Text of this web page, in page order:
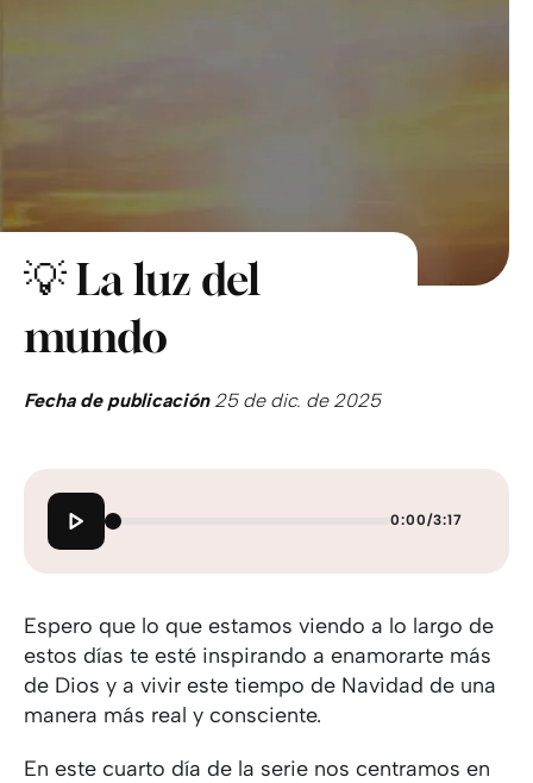
💡 La luz del
mundo
Fecha de publicación25 de dic. de 2025
0:00/3:17
Espero que lo que estamos viendo a lo largo de
estos días te esté inspirando a enamorarte más
de Dios y a vivir este tiempo de Navidad de una
manera más real y consciente.
En este cuarto día de la serie nos centramos en